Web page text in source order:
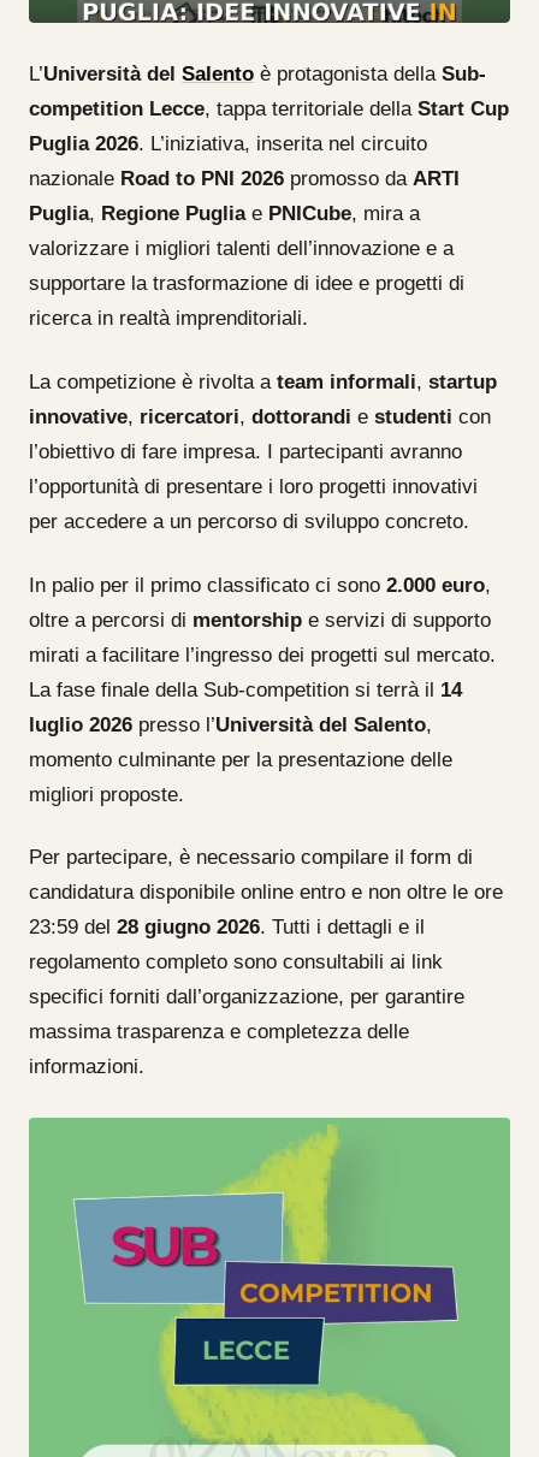
L’Università del Salento è protagonista della Sub-
competition Lecce, tappa territoriale della Start Cup
Puglia 2026. L’iniziativa, inserita nel circuito
nazionale Road to PNI 2026 promosso da ARTI
Puglia, Regione Pugliae PNICube, mira a
valorizzare i migliori talenti dell’innovazione e a
supportare la trasformazione di idee e progetti di
ricerca in realtà imprenditoriali.
La competizione è rivolta a team informali, startup
innovative, ricercatori, dottorandi e studenti con
l’obiettivo di fare impresa. I partecipanti avranno
l’opportunità di presentare i loro progetti innovativi
per accedere a un percorso di sviluppo concreto.
In palio per il primo classificato ci sono 2.000 euro,
oltre a percorsi di mentorship e servizi di supporto
mirati a facilitare l’ingresso dei progetti sul mercato.
La fase finale della Sub-competition si terrà il 14
luglio 2026 presso l’Università del Salento,
momento culminante per la presentazione delle
migliori proposte.
Per partecipare, è necessario compilare il form di
candidatura disponibile online entro e non oltre le ore
23:59 del 28 giugno 2026. Tutti i dettagli e il
regolamento completo sono consultabili ai link
specifici forniti dall’organizzazione, per garantire
massima trasparenza e completezza delle
informazioni.